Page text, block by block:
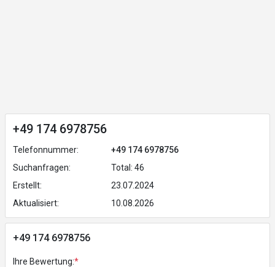
+49 174 6978756
Telefonnummer:
+49 174 6978756
Suchanfragen:
Total: 46
Erstellt:
23.07.2024
Aktualisiert:
10.08.2026
+49 174 6978756
Ihre Bewertung:*